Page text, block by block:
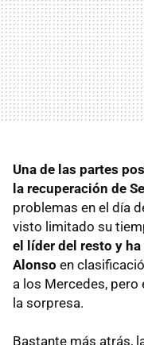
Una de las partes
la recuperación de
problemas en el día
visto limitado su
el líder del resto y
Alonso en
a los Mercedes, pero
la sorpresa.
Bastante más atrás,